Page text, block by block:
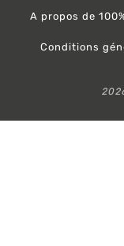
A propos de
Conditions